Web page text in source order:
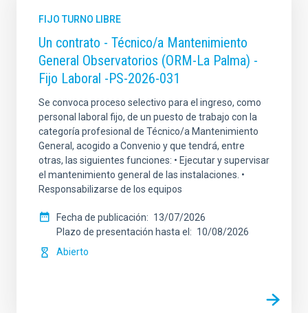
FIJO TURNO LIBRE
Un contrato - Técnico/a Mantenimiento
General Observatorios (ORM-La Palma) -
Fijo Laboral -PS-2026-031
Se convoca proceso selectivo para el ingreso, como
personal laboral fijo, de un puesto de trabajo con la
categoría profesional de Técnico/a Mantenimiento
General, acogido a Convenio y que tendrá, entre
otras, las siguientes funciones: • Ejecutar y supervisar
el mantenimiento general de las instalaciones. •
Responsabilizarse de los equipos
Fecha de publicación
13/07/2026
Plazo de presentación hasta el
10/08/2026
Abierto